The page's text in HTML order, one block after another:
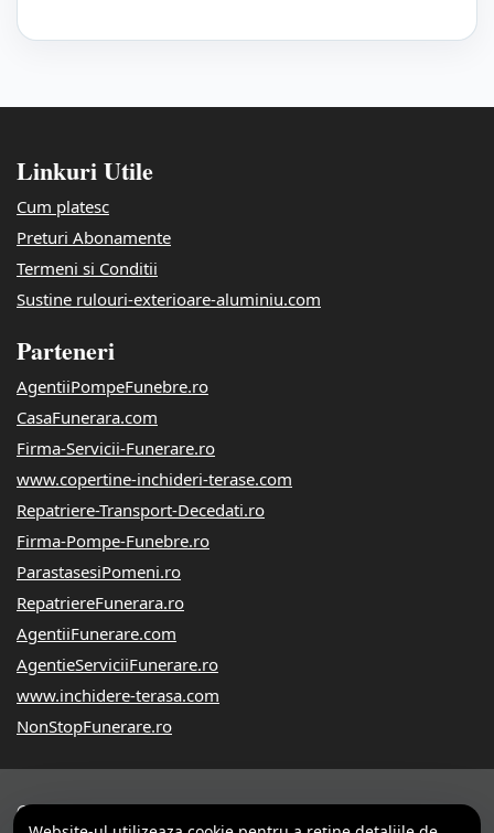
Linkuri Utile
Cum platesc
Preturi Abonamente
Termeni si Conditii
Sustine rulouri-exterioare-aluminiu.com
Parteneri
AgentiiPompeFunebre.ro
CasaFunerara.com
Firma-Servicii-Funerare.ro
www.copertine-inchideri-terase.com
Repatriere-Transport-Decedati.ro
Firma-Pompe-Funebre.ro
ParastasesiPomeni.ro
RepatriereFunerara.ro
AgentiiFunerare.com
AgentieServiciiFunerare.ro
www.inchidere-terasa.com
NonStopFunerare.ro
© 2014-2026 Powered byVilonMedia&Tokaido Consult-